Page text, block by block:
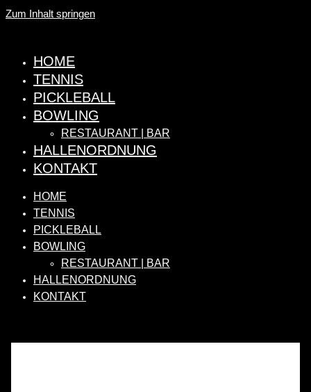
Zum Inhalt springen
HOME
TENNIS
PICKLEBALL
BOWLING
RESTAURANT | BAR
HALLENORDNUNG
KONTAKT
HOME
TENNIS
PICKLEBALL
BOWLING
RESTAURANT | BAR
HALLENORDNUNG
KONTAKT